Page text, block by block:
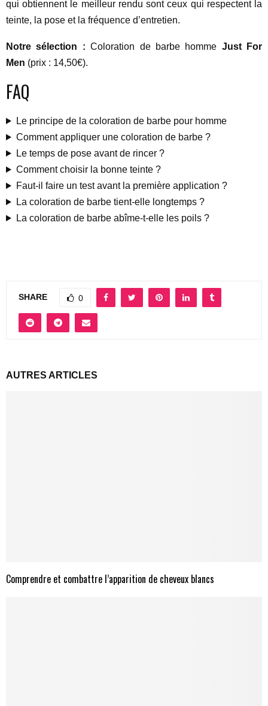
qui obtiennent le meilleur rendu sont ceux qui respectent la
teinte, la pose et la fréquence d’entretien.
Notre sélection : Coloration de barbe homme Just For
Men (prix : 14,50€).
FAQ
Le principe de la coloration de barbe pour homme
Comment appliquer une coloration de barbe ?
Le temps de pose avant de rincer ?
Comment choisir la bonne teinte ?
Faut-il faire un test avant la première application ?
La coloration de barbe tient-elle longtemps ?
La coloration de barbe abîme-t-elle les poils ?
SHARE 0
AUTRES ARTICLES
Comprendre et combattre l’apparition de cheveux blancs